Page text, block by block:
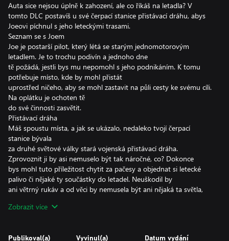
Auta sice nejsou úplně k zahození, ale co říkáš na letadla? V
tomto DLC postavíš u své čerpací stanice přistávací dráhu, abys
Joeovi píchnul s jeho leteckými trasami.
Seznam se s Joem
Joe je postarší pilot, který létá se starým jednomotorovým
letadlem. Je to trochu podivín a jednoho dne
tě požádá, jestli bys mu nepomohl s jeho podnikáním. K tomu
potřebuje místo, kde by mohl přistát
uprostřed ničeho, aby se mohl zastavit na půli cesty ke svému cíli.
Na oplátku je ochoten tě
do své činnosti zasvětit.
Přistávací dráha
Máš spoustu místa, a jak se ukázalo, nedaleko tvojí čerpací
stanice bývala
za druhé světové války stará vojenská přistávací dráha.
Zprovoznit ji by asi nemuselo být tak náročné, co? Dokonce
bys mohl tuto příležitost chytit za pačesy a objednat si letecké
palivo či nějaké ty součástky do letadel. Neuškodil by
ani větrný rukáv a od věci by nemusela být ani nějaká ta světla,
toho bude a co má Joe za
Zobrazit více
Publikoval(a) Vyvinul(a) Datum vydání